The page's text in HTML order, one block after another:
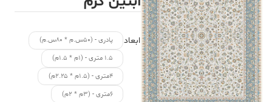
ابعاد
پادری - (۵۰س.م * ۸۰س.م)
۱.۵ متری - (۱م * ۱.۵م)
۴متری - (۱.۵م * ۲.۲۵م)
۶متری - (۳م * ۲م)